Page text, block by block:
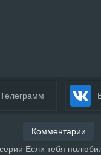
Телеграмм
Комментарии
Если тебя